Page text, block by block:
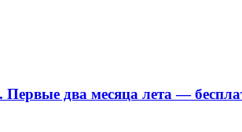
два месяца лета —